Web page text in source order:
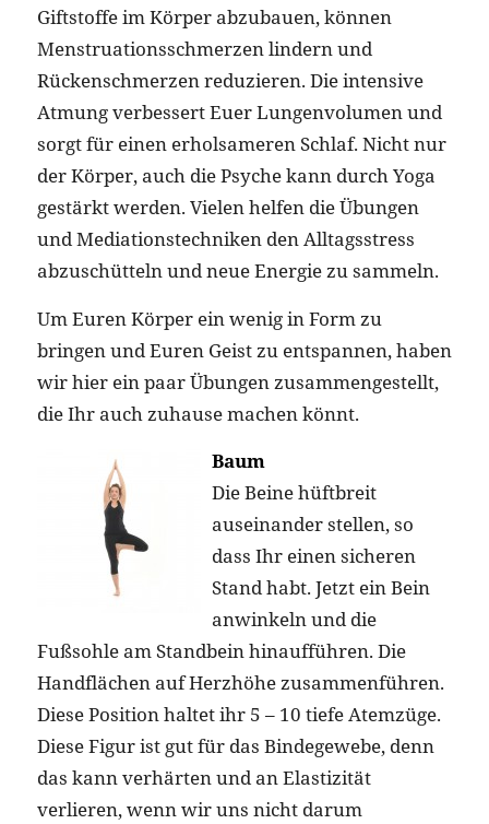
Giftstoffe im Körper abzubauen, können
Menstruationsschmerzen lindern und
Rückenschmerzen reduzieren. Die intensive
Atmung verbessert Euer Lungenvolumen und
sorgt für einen erholsameren Schlaf. Nicht nur
der Körper, auch die Psyche kann durch Yoga
gestärkt werden. Vielen helfen die Übungen
und Mediationstechniken den Alltagsstress
abzuschütteln und neue Energie zu sammeln.
Um Euren Körper ein wenig in Form zu
bringen und Euren Geist zu entspannen, haben
wir hier ein paar Übungen zusammengestellt,
die Ihr auch zuhause machen könnt.
Baum
Die Beine hüftbreit
auseinander stellen, so
dass Ihr einen sicheren
Stand habt. Jetzt ein Bein
anwinkeln und die
Fußsohle am Standbein hinaufführen. Die
Handflächen auf Herzhöhe zusammenführen.
Diese Position haltet ihr 5 – 10 tiefe Atemzüge.
Diese Figur ist gut für das Bindegewebe, denn
das kann verhärten und an Elastizität
verlieren, wenn wir uns nicht darum